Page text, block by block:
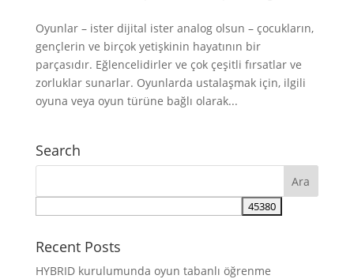
Oyunlar – ister dijital ister analog olsun – çocukların,
gençlerin ve birçok yetişkinin hayatının bir
parçasıdır. Eğlencelidirler ve çok çeşitli fırsatlar ve
zorluklar sunarlar. Oyunlarda ustalaşmak için, ilgili
oyuna veya oyun türüne bağlı olarak...
Search
Recent Posts
HYBRID kurulumunda oyun tabanlı öğrenme